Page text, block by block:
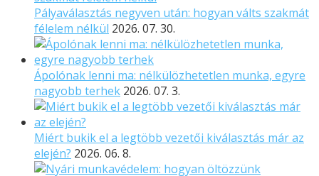
Pályaválasztás negyven után: hogyan válts szakmát
félelem nélkül 2026. 07. 30.
Ápolónak lenni ma: nélkülözhetetlen munka, egyre
nagyobb terhek 2026. 07. 3.
Miért bukik el a legtöbb vezetői kiválasztás már az
elején? 2026. 06. 8.